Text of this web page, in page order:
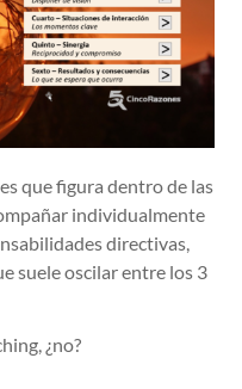
que figura dentro de las
individualmente
directivas,
suele oscilar entre los 3
¿no?